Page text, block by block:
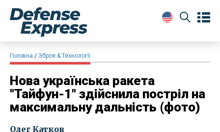
Головна Зброя & Технології
​Нова українська ракета
"Тайфун-1" здійснила постріл на
максимальну дальність (фото)
Олег Катков